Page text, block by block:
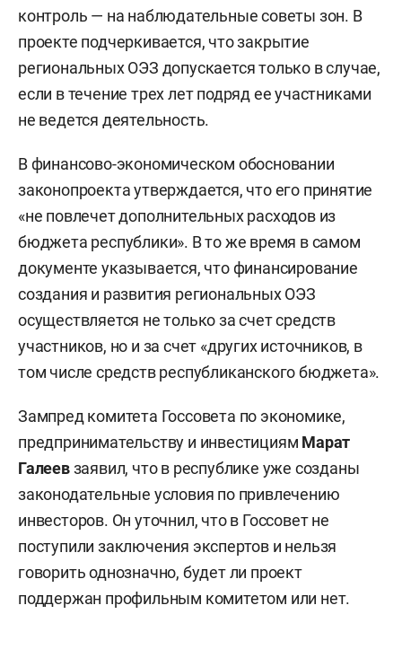
контроль — на наблюдательные советы зон. В
проекте подчеркивается, что закрытие
региональных ОЭЗ допускается только в случае,
если в течение трех лет подряд ее участниками
не ведется деятельность.
В финансово-экономическом обосновании
законопроекта утверждается, что его принятие
«не повлечет дополнительных расходов из
бюджета республики». В то же время в самом
документе указывается, что финансирование
создания и развития региональных ОЭЗ
осуществляется не только за счет средств
участников, но и за счет «других источников, в
том числе средств республиканского бюджета».
Зампред комитета Госсовета по экономике,
предпринимательству и инвестициям Марат
Галеевзаявил, что в республике уже созданы
законодательные условия по привлечению
инвесторов. Он уточнил, что в Госсовет не
поступили заключения экспертов и нельзя
говорить однозначно, будет ли проект
поддержан профильным комитетом или нет.